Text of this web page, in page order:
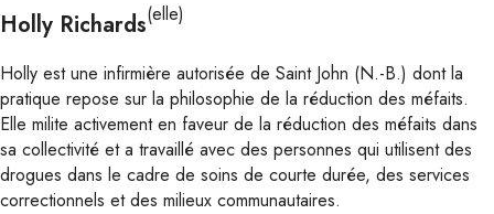
Holly Richards(elle)
Holly est une infirmière autorisée de Saint John (N.-B.) dont la
pratique repose sur la philosophie de la réduction des méfaits.
Elle milite activement en faveur de la réduction des méfaits dans
sa collectivité et a travaillé avec des personnes qui utilisent des
drogues dans le cadre de soins de courte durée, des services
correctionnels et des milieux communautaires.